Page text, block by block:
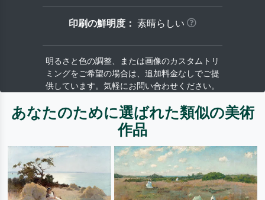
印刷の鮮明度： 素晴らしい
明るさと色の調整、または画像のカスタムトリ
ミングをご希望の場合は、追加料金なしでご提
供しています。気軽にお問い合わせください。
あなたのために選ばれた類似の美術
作品